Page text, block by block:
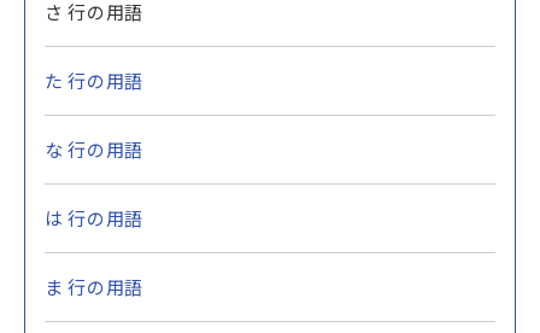
さ 行の用語
た 行の用語
な 行の用語
は 行の用語
ま 行の用語